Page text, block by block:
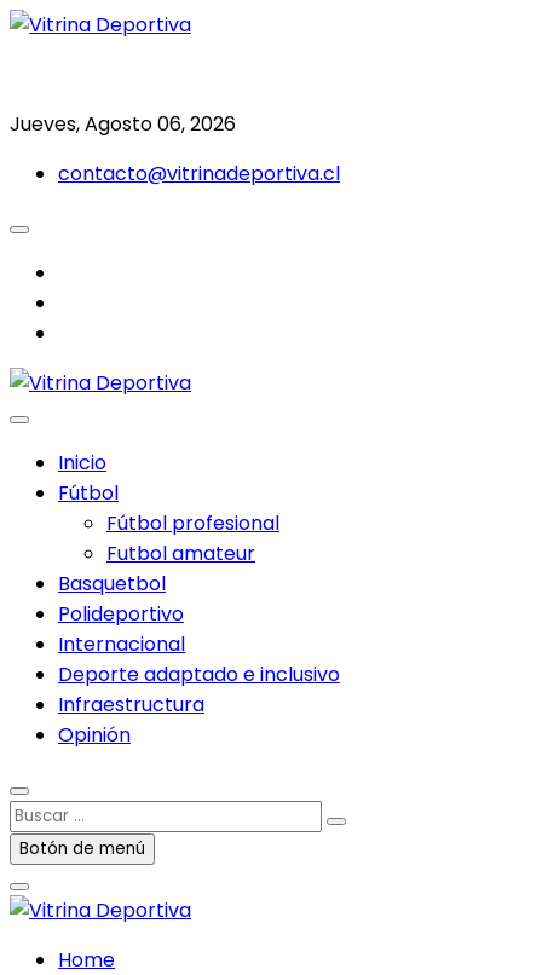
Saltar
Jueves, Agosto 06, 2026
contacto@vitrinadeportiva.cl
Inicio
Fútbol
Fútbol profesional
Futbol amateur
Basquetbol
Polideportivo
Internacional
Deporte adaptado e inclusivo
Infraestructura
Opinión
Buscar
…Botón de menú
Home